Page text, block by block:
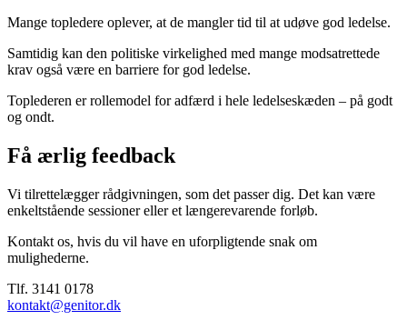
Mange topledere oplever, at de mangler tid til at udøve god ledelse.
Samtidig kan den politiske virkelighed med mange modsatrettede
krav også være en barriere for god ledelse.
Toplederen er rollemodel for adfærd i hele ledelseskæden – på godt
og ondt.
Få ærlig feedback
Vi tilrettelægger rådgivningen, som det passer dig. Det kan være
enkeltstående sessioner eller et længerevarende forløb.
Kontakt os, hvis du vil have en uforpligtende snak om
mulighederne.
Tlf. 3141 0178
kontakt@genitor.dk